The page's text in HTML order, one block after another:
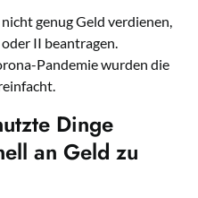
genug Geld verdienen,
II beantragen.
Pandemie wurden die
Dinge
an Geld zu